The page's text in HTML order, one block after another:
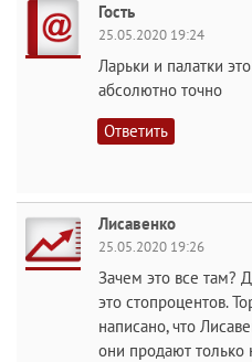
Гость
25.05.2020 19:24
Ларьки и палатки
абсолютно точно
Ответить
Лисавенко
25.05.2020 19:26
Зачем это все там?
это стопроцентов.
написано, что
они продают только